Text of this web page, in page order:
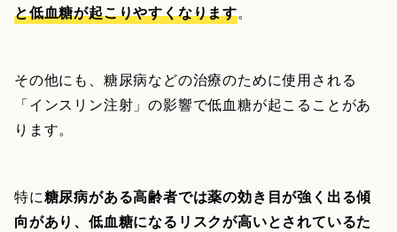
と低血糖が起こりやすくなります。
その他にも、糖尿病などの治療のために使用される
「インスリン注射」の影響で低血糖が起こることがあ
ります。
特に糖尿病がある高齢者では薬の効き目が強く出る傾
向があり、低血糖になるリスクが高いとされているた